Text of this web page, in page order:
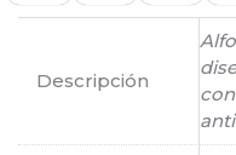
Descripción